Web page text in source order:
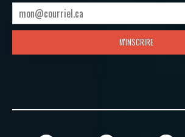
M'INSCRIRE